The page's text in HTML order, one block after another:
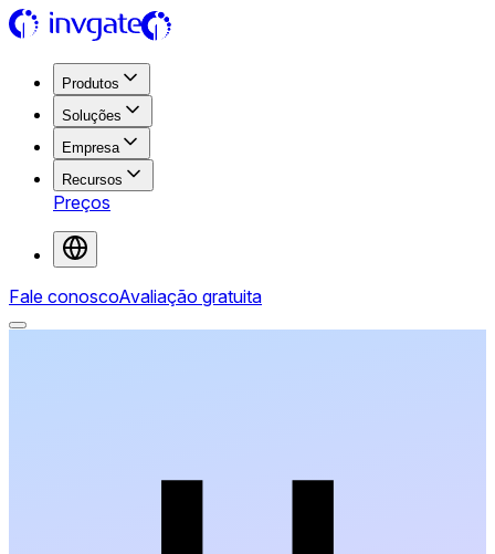
Produtos
Soluções
Empresa
Recursos
Preços
Fale conoscoAvaliação gratuita